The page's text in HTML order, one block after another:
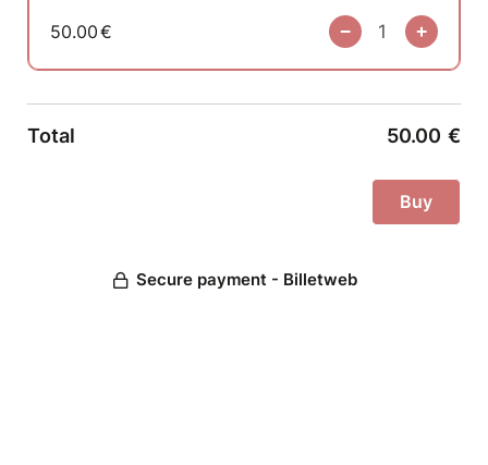
50.00€
Total 50.00 €
Secure payment - Billetweb